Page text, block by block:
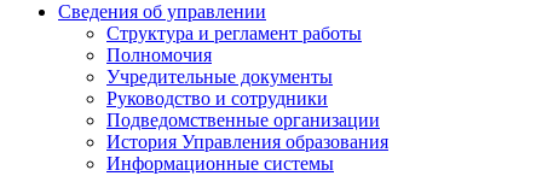
Сведения об управлении
Структура и регламент работы
Полномочия
Учредительные документы
Руководство и сотрудники
Подведомственные организации
История Управления образования
Информационные системы